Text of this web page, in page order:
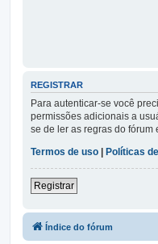
REGISTRAR
Para autenticar-se você
permissões adicionais a
se de ler as regras do
Termos de uso
Políticas
Registrar
Índice do fórum